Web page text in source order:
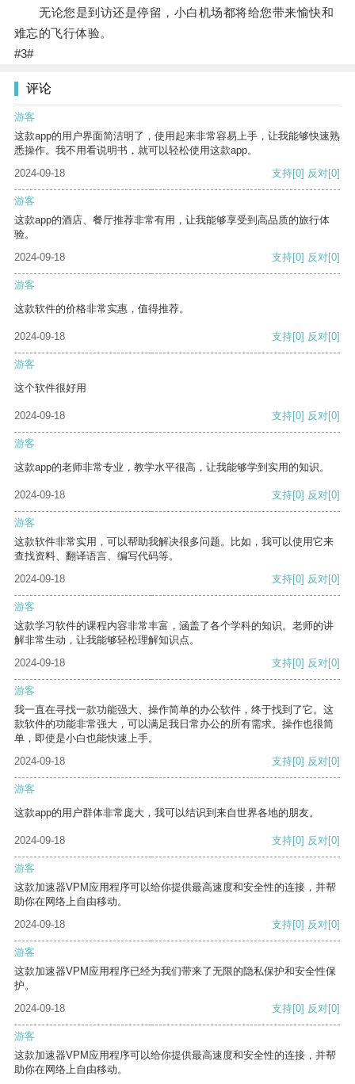
无论您是到访还是停留，小白机场都将给您带来愉快和
难忘的飞行体验。
#3#
评论
游客
这款app的用户界面简洁明了，使用起来非常容易上手，让我能够快速熟
悉操作。我不用看说明书，就可以轻松使用这款app。
2024-09-18
支持[0] 反对[0]
游客
这款app的酒店、餐厅推荐非常有用，让我能够享受到高品质的旅行体
验。
2024-09-18
支持[0] 反对[0]
游客
这款软件的价格非常实惠，值得推荐。
2024-09-18 支持[0] 反对[0]
游客
这个软件很好用
2024-09-18 支持[0] 反对[0]
游客
这款app的老师非常专业，教学水平很高，让我能够学到实用的知识。
2024-09-18 支持[0] 反对[0]
游客
这款软件非常实用，可以帮助我解决很多问题。比如，我可以使用它来
查找资料、翻译语言、编写代码等。
2024-09-18
支持[0] 反对[0]
游客
这款学习软件的课程内容非常丰富，涵盖了各个学科的知识。老师的讲
解非常生动，让我能够轻松理解知识点。
2024-09-18
支持[0] 反对[0]
游客
我一直在寻找一款功能强大、操作简单的办公软件，终于找到了它。这
款软件的功能非常强大，可以满足我日常办公的所有需求。操作也很简
单，即使是小白也能快速上手。
2024-09-18
支持[0] 反对[0]
游客
这款app的用户群体非常庞大，我可以结识到来自世界各地的朋友。
2024-09-18 支持[0] 反对[0]
游客
这款加速器VPM应用程序可以给你提供最高速度和安全性的连接，并帮
助你在网络上自由移动。
2024-09-18
支持[0] 反对[0]
游客
这款加速器VPM应用程序已经为我们带来了无限的隐私保护和安全性保
护。
2024-09-18
支持[0] 反对[0]
游客
这款加速器VPM应用程序可以给你提供最高速度和安全性的连接，并帮
助你在网络上自由移动。